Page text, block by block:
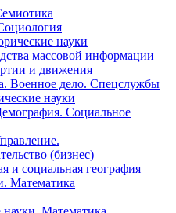
науки
массовой информации
и движения
Военное дело. Спецслужбы
науки
Социальное
(бизнес)
и социальная география
Математика